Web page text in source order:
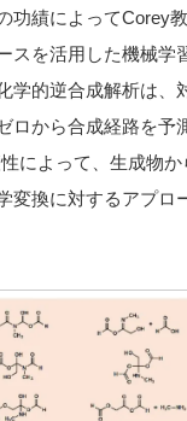
功績によってCorey
スを活用した機械学
学的逆合成解析は、
から合成経路を予
によって、生成物
変換に対するアプロ